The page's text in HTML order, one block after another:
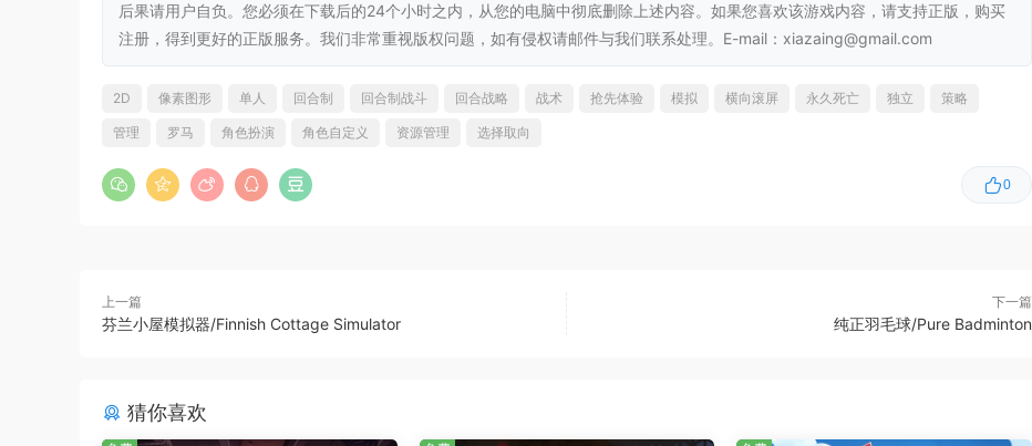
后果请用户自负。您必须在下载后的24个小时之内，从您的电脑中彻底删除上述内容。如果您喜欢该游戏内容，请支持正版，购买
注册，得到更好的正版服务。我们非常重视版权问题，如有侵权请邮件与我们联系处理。E-mail：xiazaing@gmail.com
0
2D 像素图形 单人 回合制 回合制战斗 回合战略 战术 抢先体验 模拟 横向滚屏 永久死亡 独立 策略
管理 罗马 角色扮演 角色自定义 资源管理 选择取向
上一篇
芬兰小屋模拟器/Finnish Cottage Simulator
下一篇
纯正羽毛球/Pure Badminton
猜你喜欢